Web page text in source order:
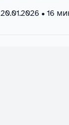
20.01.2026 • 16